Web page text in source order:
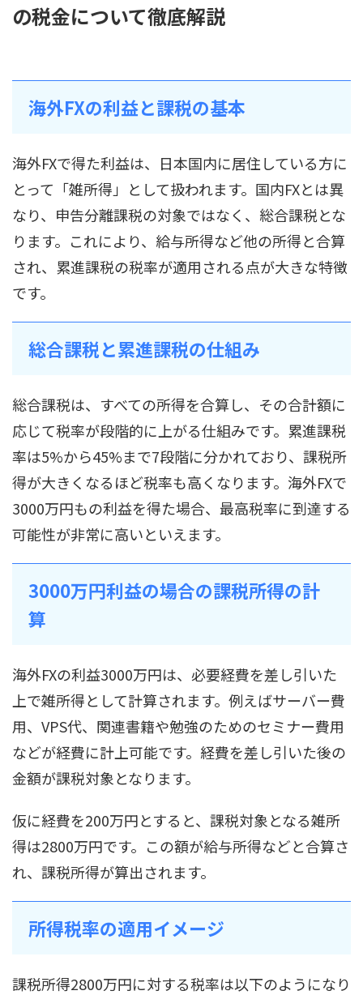
の税金について徹底解説
海外FXの利益と課税の基本
海外FXで得た利益は、日本国内に居住している方に
とって「雑所得」として扱われます。国内FXとは異
なり、申告分離課税の対象ではなく、総合課税とな
ります。これにより、給与所得など他の所得と合算
され、累進課税の税率が適用される点が大きな特徴
です。
総合課税と累進課税の仕組み
総合課税は、すべての所得を合算し、その合計額に
応じて税率が段階的に上がる仕組みです。累進課税
率は5%から45%まで7段階に分かれており、課税所
得が大きくなるほど税率も高くなります。海外FXで
3000万円もの利益を得た場合、最高税率に到達する
可能性が非常に高いといえます。
3000万円利益の場合の課税所得の計
算
海外FXの利益3000万円は、必要経費を差し引いた
上で雑所得として計算されます。例えばサーバー費
用、VPS代、関連書籍や勉強のためのセミナー費用
などが経費に計上可能です。経費を差し引いた後の
金額が課税対象となります。
仮に経費を200万円とすると、課税対象となる雑所
得は2800万円です。この額が給与所得などと合算さ
れ、課税所得が算出されます。
所得税率の適用イメージ
課税所得2800万円に対する税率は以下のようになり